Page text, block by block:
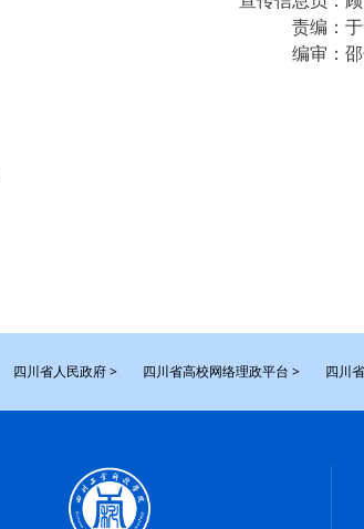
责编：
编审：
四川省人民政府 > 四川省高校网络理政平台 > 四川